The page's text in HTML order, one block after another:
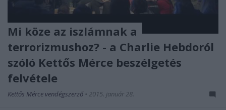
Mi köze az iszlámnak a
terrorizmushoz? - a Charlie Hebdoról
szóló Kettős Mérce beszélgetés
felvétele
Kettős Mérce vendégszerző • 2015. január 28.